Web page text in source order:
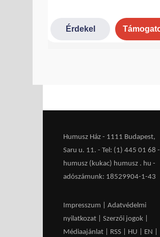
Humusz Ház - 1111 Budapest,
Saru u. 11. - Tel: (1) 445 01 68 -
humusz (kukac) humusz . hu -
adószámunk: 18529904-1-43
Impresszum
Adatvédelmi
nyilatkozat
Szerzői jogok
Médiaajánlat
RSS HU EN